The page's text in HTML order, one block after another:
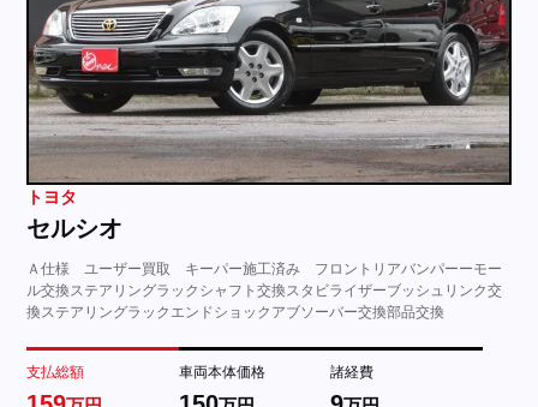
トヨタ
セルシオ
Ａ仕様 ユーザー買取 キーパー施工済み フロントリアバンパーーモー
ル交換ステアリングラックシャフト交換スタビライザーブッシュリンク交
換ステアリングラックエンドショックアブソーバー交換部品交換
支払総額 車両本体価格 諸経費